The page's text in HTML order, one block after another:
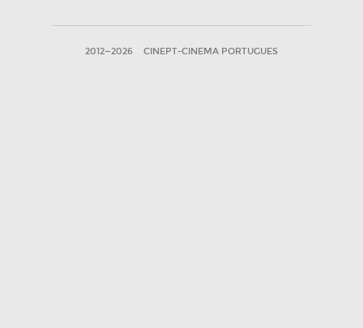
2012—2026 CINEPT-CINEMA PORTUGUES